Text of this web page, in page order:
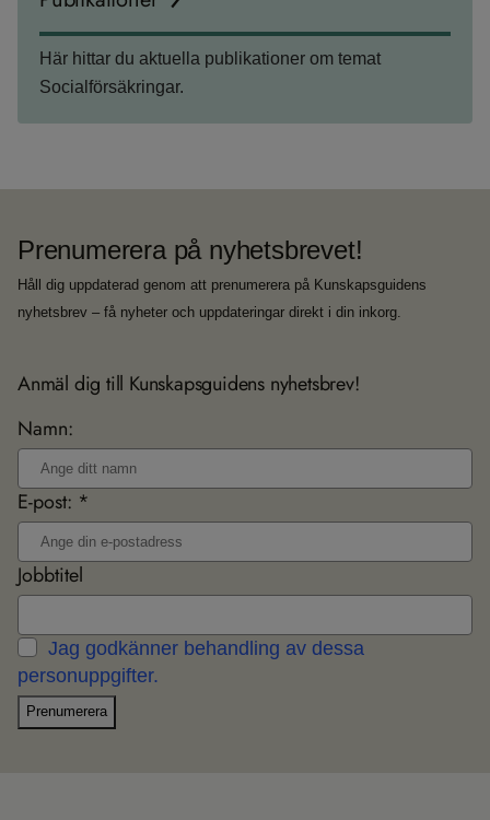
Här hittar du aktuella publikationer om temat
Socialförsäkringar.
Prenumerera på nyhetsbrevet!
Håll dig uppdaterad genom att prenumerera på Kunskapsguidens
nyhetsbrev – få nyheter och uppdateringar direkt i din inkorg.
Anmäl dig till Kunskapsguidens nyhetsbrev!
Namn:
E-post: *
Jobbtitel
Jag godkänner behandling av dessa
personuppgifter.
Prenumerera